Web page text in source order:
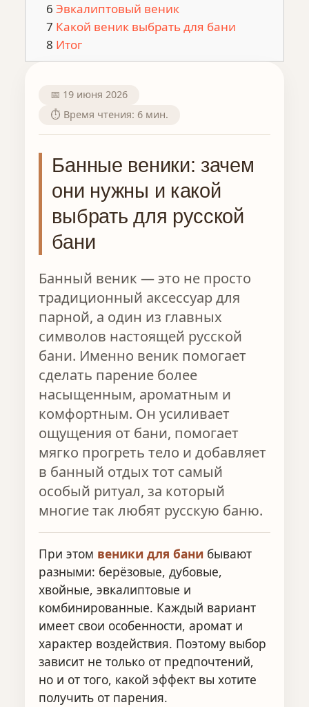
Эвкалиптовый веник
Какой веник выбрать для бани
Итог
📅 19 июня 2026
⏱️ Время чтения: 6 мин.
Банные веники: зачем
они нужны и какой
выбрать для русской
бани
Банный веник — это не просто
традиционный аксессуар для
парной, а один из главных
символов настоящей русской
бани. Именно веник помогает
сделать парение более
насыщенным, ароматным и
комфортным. Он усиливает
ощущения от бани, помогает
мягко прогреть тело и добавляет
в банный отдых тот самый
особый ритуал, за который
многие так любят русскую баню.
При этом веники для бани бывают
разными: берёзовые, дубовые,
хвойные, эвкалиптовые и
комбинированные. Каждый вариант
имеет свои особенности, аромат и
характер воздействия. Поэтому выбор
зависит не только от предпочтений,
но и от того, какой эффект вы хотите
получить от парения.